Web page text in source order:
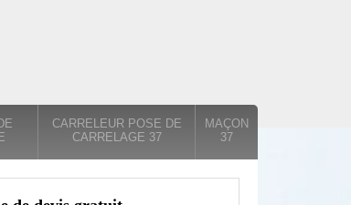
CARRELEUR POSE DE
CARRELAGE 37
MAÇON
37